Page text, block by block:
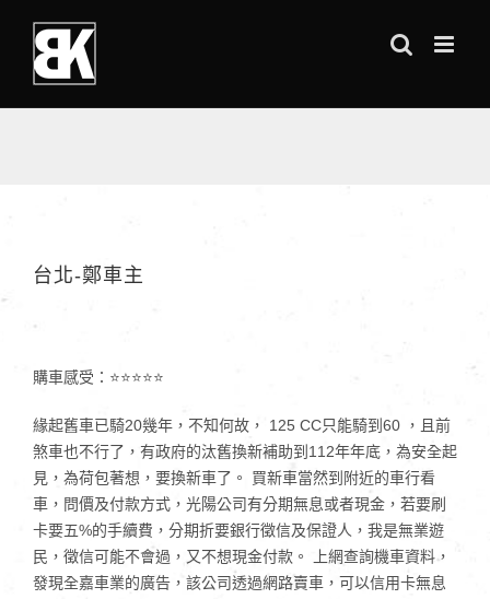
content
台北-鄭車主
購車感受：⭐⭐⭐⭐⭐
緣起舊車已騎20幾年，不知何故， 125 CC只能騎到60 ，且前
煞車也不行了，有政府的汰舊換新補助到112年年底，為安全起
見，為荷包著想，要換新車了。 買新車當然到附近的車行看
車，問價及付款方式，光陽公司有分期無息或者現金，若要刷
卡要五%的手續費，分期折要銀行徵信及保證人，我是無業遊
民，徵信可能不會過，又不想現金付款。 上網查詢機車資料，
發現全嘉車業的廣告，該公司透過網路賣車，可以信用卡無息